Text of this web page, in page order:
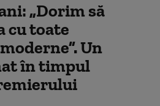
„Dorim să
cu toate
Un
în timpul